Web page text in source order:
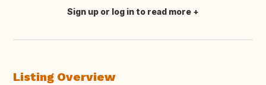
Translate this
Sign up or log in to read more
Listing Overview